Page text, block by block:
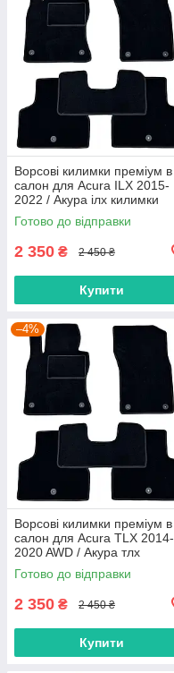
Ворсові килимки преміум в
салон для Acura ILX 2015-
2022 / Акура ілх килимки
Готово до відправки
2 350 ₴ 2 450 ₴
Купити
–4%
Ворсові килимки преміум в
салон для Acura TLX 2014-
2020 AWD / Акура тлх
килимки
Готово до відправки
2 350 ₴ 2 450 ₴
Купити